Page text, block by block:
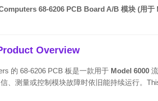
68-6206 PCB Board A/B 模块 (用于
Overview
的 68-6206 PCB 板是一款用于 Model 6000
、测量或控制模块故障时依旧能持续运行。